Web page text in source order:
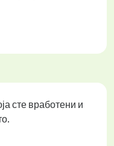
сте вработени и